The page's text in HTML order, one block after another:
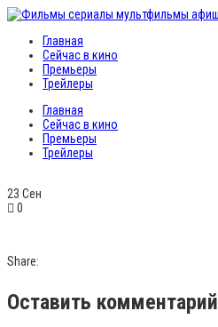
Главная
Сейчас в кино
Премьеры
Трейлеры
Главная
Сейчас в кино
Премьеры
Трейлеры
23 Сен
0
Share:
Оставить комментарий